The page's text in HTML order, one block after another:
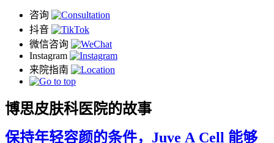
博思皮肤科医院的故事
保持年轻容颜的条件，Juve A Cell 能够